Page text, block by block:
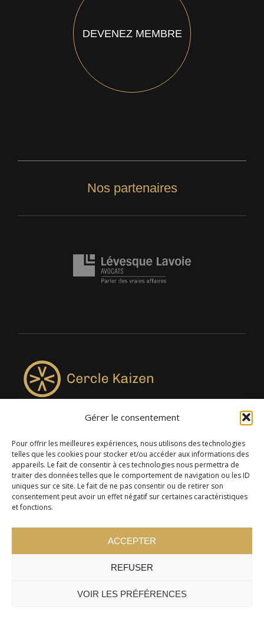
Gérer le consentement
Pour offrir les meilleures expériences, nous utilisons des technologies
telles que les cookies pour stocker et/ou accéder aux informations des
appareils. Le fait de consentir à ces technologies nous permettra de
traiter des données telles que le comportement de navigation ou les ID
uniques sur ce site. Le fait de ne pas consentir ou de retirer son
consentement peut avoir un effet négatif sur certaines caractéristiques
et fonctions.
ACCEPTER
REFUSER
VOIR LES PRÉFÉRENCES
DEVENEZ MEMBRE
Nos partenaires
4957, rue Lionel-Groulx, bureau 819, Saint-Augustin-de-
Desmaures QC G3A 0M7
© 2024 Cercle Kaizen. Tous droits réservés -